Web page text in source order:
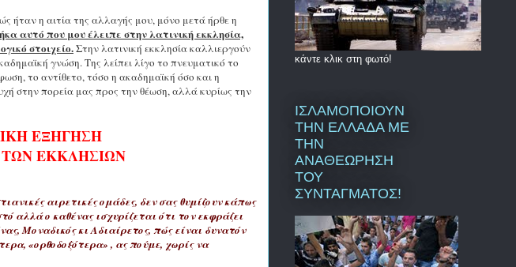
ήταν η αιτία της αλλαγής μου, μόνο μετά ήρθε η
αυτό που μου έλειπε στην λατινική εκκλησία,
στοιχείο.Στην λατινική εκκλησία καλλιεργούν
γνώση. Της λείπει λίγο το πνευματικό το
το αντίθετο, τόσο η ακαδημαϊκή όσο και η
στην πορεία μας προς την θέωση, αλλά κυρίως την
ΕΞΗΓΗΣΗ
ΤΩΝ ΕΚΚΛΗΣΙΩΝ
αιρετικές ομάδες, δεν σας θυμίζουν κάπως
αλλά ο καθένας ισχυρίζεται ότι τον εκφράζει
Μοναδικός κι Αδιαίρετος, πώς είναι δυνατόν
«ορθοδοξότερα» , ας πούμε, χωρίς να
κάντε κλικ στη φωτό!
ΙΣΛΑΜΟΠΟΙΟΥΝ
ΤΗΝ ΕΛΛΑΔΑ ΜΕ
ΤΗΝ
ΑΝΑΘΕΩΡΗΣΗ
ΤΟΥ
ΣΥΝΤΑΓΜΑΤΟΣ!